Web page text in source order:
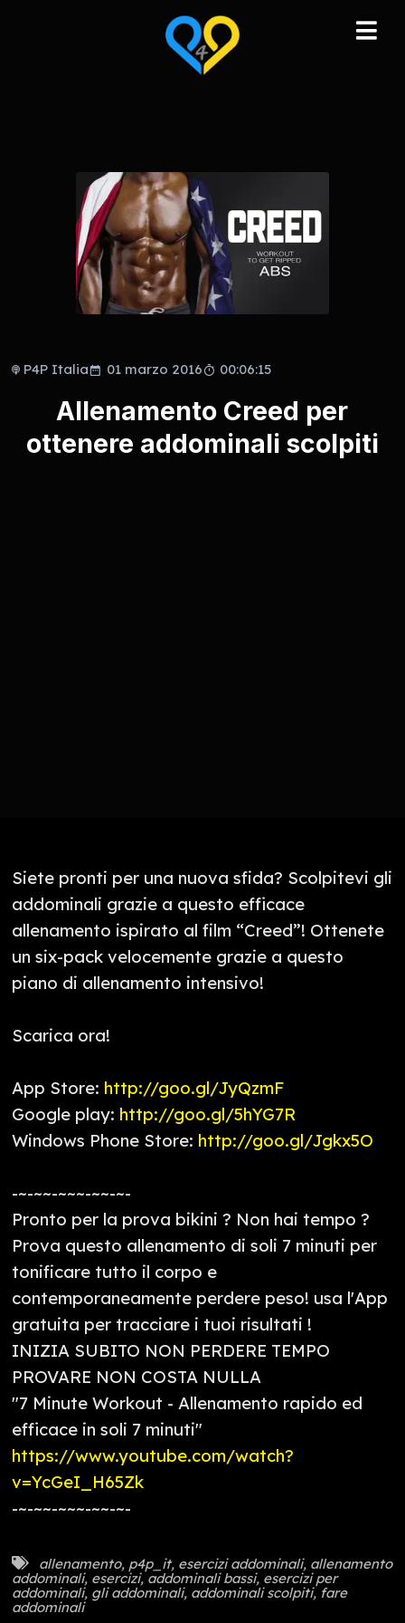
P4P Italia 01 marzo 2016 00:06:15
Allenamento Creed per
ottenere addominali scolpiti
Siete pronti per una nuova sfida? Scolpitevi gli
addominali grazie a questo efficace
allenamento ispirato al film “Creed”! Ottenete
un six-pack velocemente grazie a questo
piano di allenamento intensivo!
Scarica ora!
App Store: http://goo.gl/JyQzmF
Google play: http://goo.gl/5hYG7R
Windows Phone Store: http://goo.gl/Jgkx5O
-~-~~-~~~-~~-~-
Pronto per la prova bikini ? Non hai tempo ?
Prova questo allenamento di soli 7 minuti per
tonificare tutto il corpo e
contemporaneamente perdere peso! usa l'App
gratuita per tracciare i tuoi risultati !
INIZIA SUBITO NON PERDERE TEMPO
PROVARE NON COSTA NULLA
"7 Minute Workout - Allenamento rapido ed
efficace in soli 7 minuti"
https://www.youtube.com/watch?
v=YcGeI_H65Zk
-~-~~-~~~-~~-~-
allenamento,p4p_it,esercizi addominali,allenamento
addominali, esercizi,addominali bassi, esercizi per
addominali, gli addominali, addominali scolpiti,fare
addominali